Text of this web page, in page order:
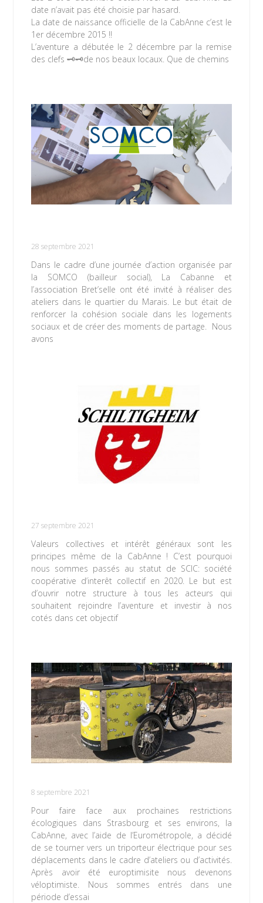
date n’avait pas été choisie par hasard.
La date de naissance officielle de la CabAnne c’est le
1er décembre 2015 !!
L’aventure a débutée le 2 décembre par la remise
des clefs 🗝🗝de nos beaux locaux. Que de chemins
28 septembre 2021
Dans le cadre d’une journée d’action organisée par
la SOMCO (bailleur social), La Cabanne et
l’association Bret’selle ont été invité à réaliser des
ateliers dans le quartier du Marais. Le but était de
renforcer la cohésion sociale dans les logements
sociaux et de créer des moments de partage. Nous
avons
27 septembre 2021
Valeurs collectives et intérêt généraux sont les
principes même de la CabAnne ! C’est pourquoi
nous sommes passés au statut de SCIC: société
coopérative d’interêt collectif en 2020. Le but est
d’ouvrir notre structure à tous les acteurs qui
souhaitent rejoindre l’aventure et investir à nos
cotés dans cet objectif
8 septembre 2021
Pour faire face aux prochaines restrictions
écologiques dans Strasbourg et ses environs, la
CabAnne, avec l’aide de l’Eurométropole, a décidé
de se tourner vers un triporteur électrique pour ses
déplacements dans le cadre d’ateliers ou d’activités.
Après avoir été europtimisite nous devenons
véloptimiste. Nous sommes entrés dans une
période d’essai